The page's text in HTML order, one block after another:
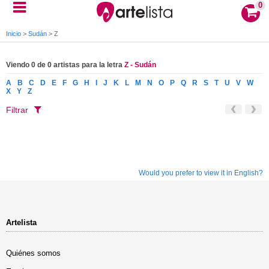
0
Inicio > Sudán > Z
Viendo 0 de 0 artistas para la letra Z - Sudán
A B C D E F G H J K L M N O P Q R S T U V
W
X
Y Z
Filtrar
Would you prefer to view it in English?
Artelista
Quiénes somos